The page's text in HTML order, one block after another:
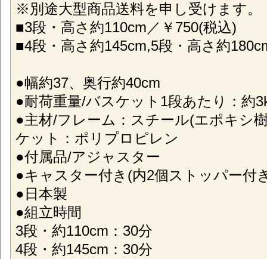
※別途大型商品送料を申し受けます。
■3段・高さ約110cm／￥750(税込)
■4段・高さ約145cm,5段・高さ約
●幅約37、奥行約40cm
●耐荷重量/バスケット1段あたり：約
●主材/フレーム：スチール(エポキシ
ケット：ポリプロピレン
●付属品/アジャスター
●キャスター付き(内2個ストッパー付
●日本製
●組立時間
3段・約110cm：30分
4段・約145cm：30分